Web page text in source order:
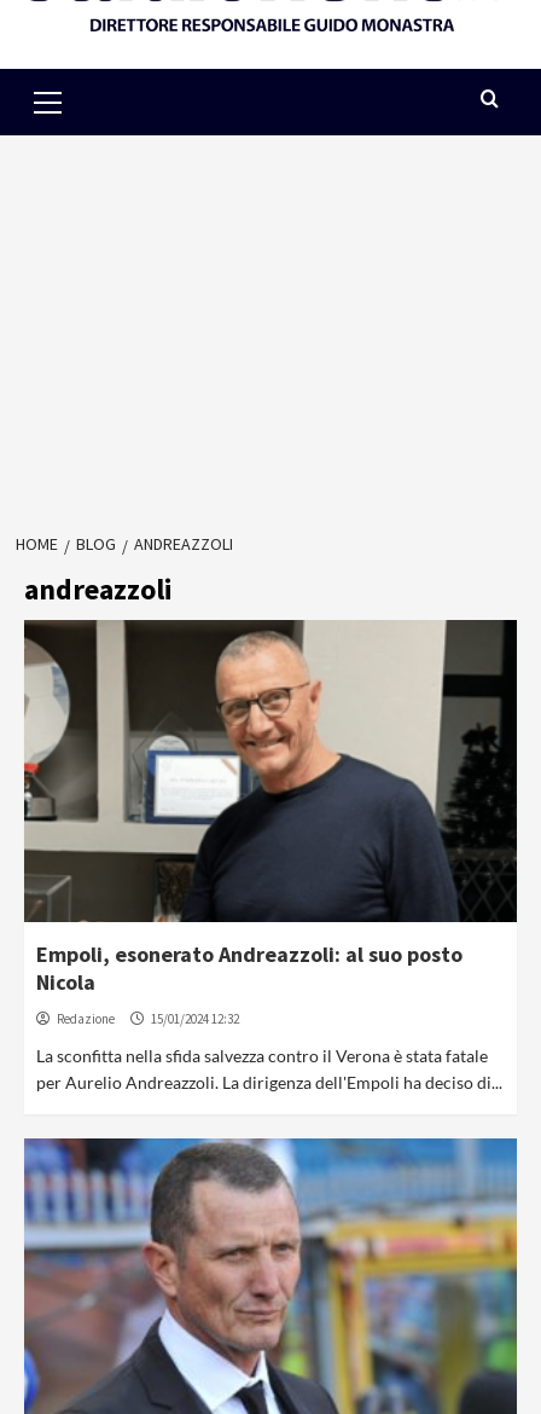
Menu
HOME BLOG ANDREAZZOLI
andreazzoli
Empoli, esonerato Andreazzoli: al suo posto
Nicola
Redazione 15/01/2024 12:32
La sconfitta nella sfida salvezza contro il Verona è stata fatale
per Aurelio Andreazzoli. La dirigenza dell'Empoli ha deciso di...